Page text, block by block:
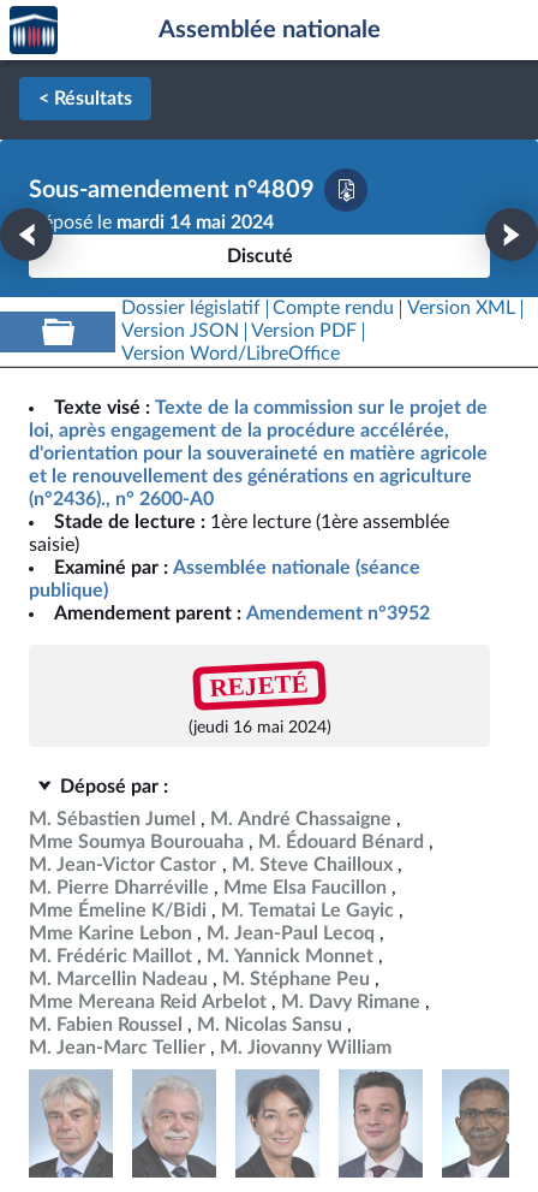
Aller au contenu
Aller en bas de la page
Accèder
à la
page
d'accueil
Assemblée nationale
< Résultats
Sous-amendement n°4809
Déposé le mardi 14 mai 2024
Discuté
Dossier législatif Compte rendu
Version XML
Version JSON
Version PDF
Version Word/LibreOffice
Texte visé : Texte de la commission sur le projet de
loi, après engagement de la procédure accélérée,
d'orientation pour la souveraineté en matière agricole
et le renouvellement des générations en agriculture
(n°2436)., n° 2600-A0
Stade de lecture : 1ère lecture (1ère assemblée
saisie)
Examiné par : Assemblée nationale (séance
publique)
Amendement parent : Amendement n°3952
REJETÉ
(jeudi 16 mai 2024)
Déposé par :
M. Sébastien Jumel
M. André Chassaigne
Mme Soumya Bourouaha
M. Édouard Bénard
M. Jean-Victor Castor
M. Steve Chailloux
M. Pierre Dharréville
Mme Elsa Faucillon
Mme Émeline K/Bidi
M. Tematai Le Gayic
Mme Karine Lebon
M. Jean-Paul Lecoq
M. Frédéric Maillot
M. Yannick Monnet
M. Marcellin Nadeau
M. Stéphane Peu
Mme Mereana Reid Arbelot
M. Davy Rimane
M. Fabien Roussel
M. Nicolas Sansu
M. Jean-Marc Tellier
M. Jiovanny William